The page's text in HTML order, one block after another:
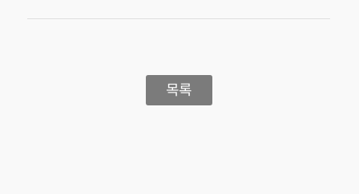
목록